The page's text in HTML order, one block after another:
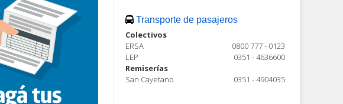
Transporte de pasajeros
Colectivos
ERSA
0800 777 - 0123
LEP
0351 - 4636600
Remiserías
San Cayetano
0351 - 4904035